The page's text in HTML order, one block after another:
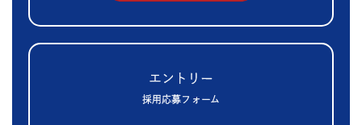
エントリー
採用応募フォーム